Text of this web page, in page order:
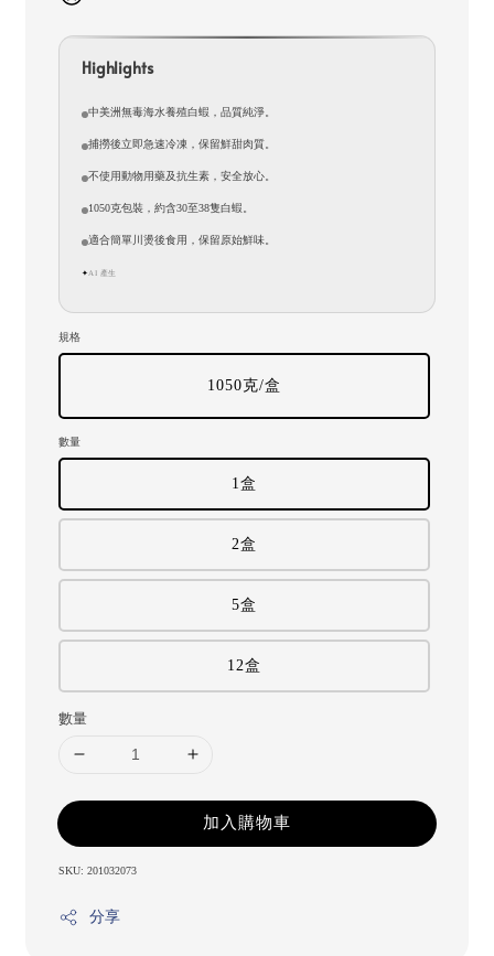
Highlights
中美洲無毒海水養殖白蝦，品質純淨。
捕撈後立即急速冷凍，保留鮮甜肉質。
不使用動物用藥及抗生素，安全放心。
1050克包裝，約含30至38隻白蝦。
適合簡單川燙後食用，保留原始鮮味。
✦AI 產生
規格
1050克/盒
數量
1盒
2盒
5盒
12盒
數量
加入購物車
SKU: 201032073
分享